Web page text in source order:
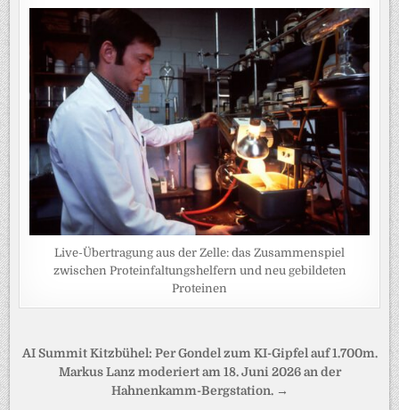
Live-Übertragung aus der Zelle: das Zusammenspiel
zwischen Proteinfaltungshelfern und neu gebildeten
Proteinen
Beitragsnavigation
AI Summit Kitzbühel: Per Gondel zum KI-Gipfel auf 1.700m.
Markus Lanz moderiert am 18. Juni 2026 an der
Hahnenkamm-Bergstation. →